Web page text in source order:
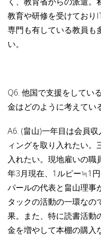
教育や研修を受けており
専門も有している教員も
い。
Q6. 他国で支援をしてい
金はどのように考えてい
A6. (畠山)一年目は会員
ィングを取り入れたい。
入れたい。現地雇いの職
年3月現在、1ルピー≒1
パールの代表と畠山理事
タックの活動の一環なの
果。また、特に読書活動
金を増やして本棚の購入